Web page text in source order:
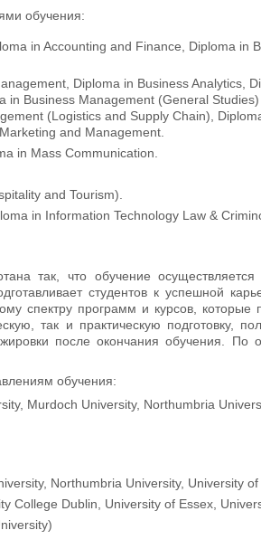
обучения:
in Accounting and Finance, Diploma in
Diploma in Business Analytics,
Business Management (General
(Logistics and Supply Chain),
and Management.
in Mass Communication.
and Tourism).
in Information Technology Law &
так, что обучение осуществляется
студентов к успешной
спектру программ и курсов,
так и практическую подготовку,
после окончания обучения. По
обучения:
Murdoch University, Northumbria
Northumbria University, University of
College Dublin, University of Essex,